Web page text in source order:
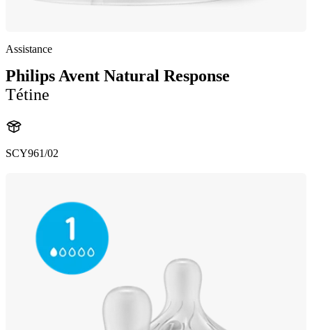
Assistance
Philips Avent Natural Response
Tétine
SCY961/02